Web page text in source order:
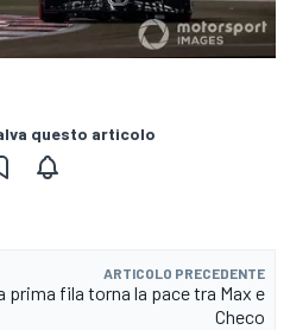
questo articolo
ARTICOLO PRECEDENTE
prima fila torna la pace tra Max e
Checo